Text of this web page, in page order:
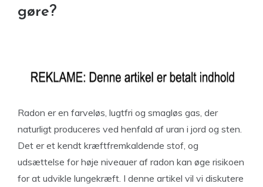
gøre?
Radon er en farveløs, lugtfri og smagløs gas, der
naturligt produceres ved henfald af uran i jord og sten.
Det er et kendt kræftfremkaldende stof, og
udsættelse for høje niveauer af radon kan øge risikoen
for at udvikle lungekræft. I denne artikel vil vi diskutere